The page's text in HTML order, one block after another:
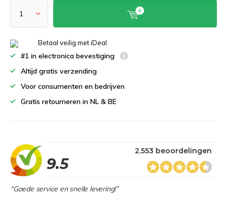
Betaal veilig met iDeal
#1 in electronica bevestiging
Altijd gratis verzending
Voor consumenten en bedrijven
Gratis retourneren in NL & BE
9.5
2.553 beoordelingen
“Goede service en snelle levering!”